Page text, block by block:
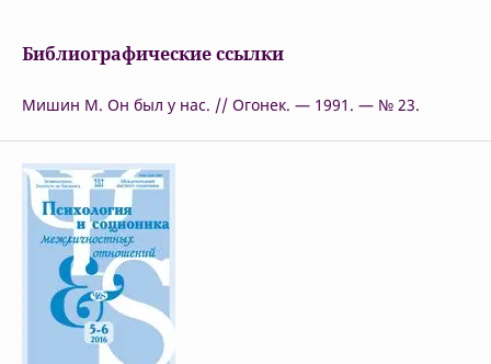
Библиографические ссылки
Мишин М. Он был у нас. // Огонек. — 1991. — № 23.